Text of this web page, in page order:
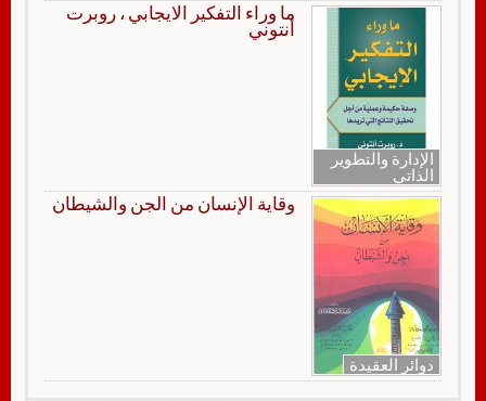
الإدارة والتطوير
الذاتي
ما وراء التفكير الايجابي ، روبرت
أنتوني
دوائر العقيدة
وقاية الإنسان من الجن والشيطان